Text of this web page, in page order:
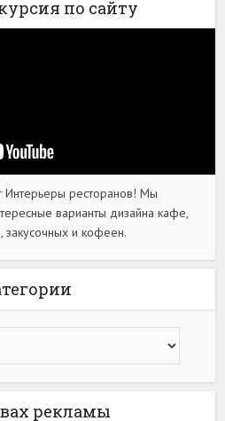
по сайту
Интерьеры ресторанов! Мы
варианты дизайна кафе,
закусочных и кофеен.
рекламы